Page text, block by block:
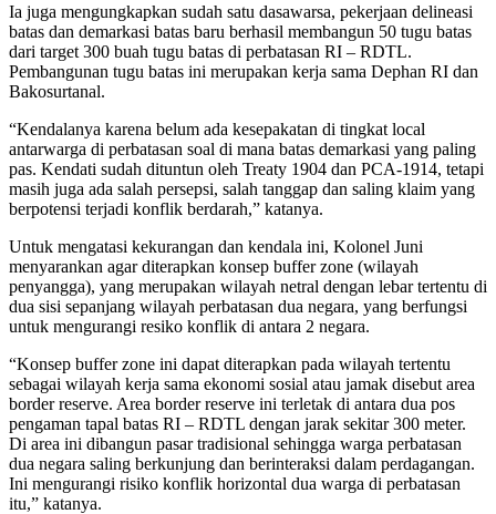
Ia juga mengungkapkan sudah satu dasawarsa, pekerjaan delineasi
batas dan demarkasi batas baru berhasil membangun 50 tugu batas
dari target 300 buah tugu batas di perbatasan RI – RDTL.
Pembangunan tugu batas ini merupakan kerja sama Dephan RI dan
Bakosurtanal.
“Kendalanya karena belum ada kesepakatan di tingkat local
antarwarga di perbatasan soal di mana batas demarkasi yang paling
pas. Kendati sudah dituntun oleh Treaty 1904 dan PCA-1914, tetapi
masih juga ada salah persepsi, salah tanggap dan saling klaim yang
berpotensi terjadi konflik berdarah,” katanya.
Untuk mengatasi kekurangan dan kendala ini, Kolonel Juni
menyarankan agar diterapkan konsep buffer zone (wilayah
penyangga), yang merupakan wilayah netral dengan lebar tertentu di
dua sisi sepanjang wilayah perbatasan dua negara, yang berfungsi
untuk mengurangi resiko konflik di antara 2 negara.
“Konsep buffer zone ini dapat diterapkan pada wilayah tertentu
sebagai wilayah kerja sama ekonomi sosial atau jamak disebut area
border reserve. Area border reserve ini terletak di antara dua pos
pengaman tapal batas RI – RDTL dengan jarak sekitar 300 meter.
Di area ini dibangun pasar tradisional sehingga warga perbatasan
dua negara saling berkunjung dan berinteraksi dalam perdagangan.
Ini mengurangi risiko konflik horizontal dua warga di perbatasan
itu,” katanya.